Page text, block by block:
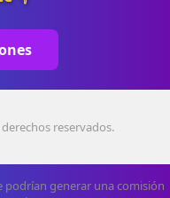
reservados.
podrían generar una comisión